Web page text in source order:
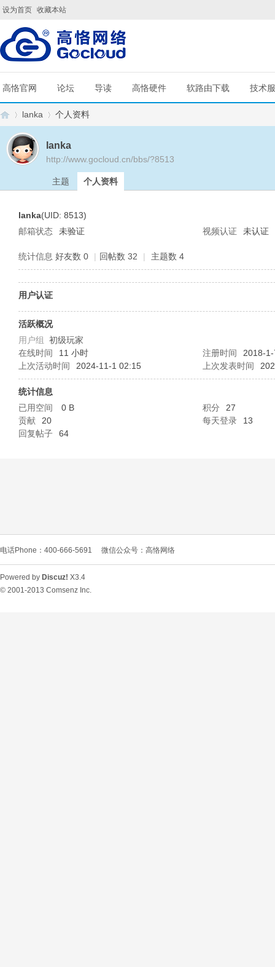
设为首页 收藏本站
高恪官网 论坛 导读 高恪硬件 软路由下载 技术
L
lanka 个人资料
lanka
http://www.gocloud.cn/bbs/?8513
主题 个人资料
lanka(UID: 8513)
邮箱状态
未验证 视频认证 未认证
统计信息 好友数 0 | 回帖数 32 | 主题数 4
用户认证
活跃概况
用户组 初级玩家
在线时间
11 小时 注册时间
2018-
上次活动时间
2024-11-1 02:15 上次发表时间
统计信息
已用空间
0 B 积分
27
贡献
20 每天登录
13
回复帖子
64
电话Phone：400-666-5691 微信公众号：高恪网络
Powered by Discuz! X3.4
© 2001-2013 Comsenz Inc.